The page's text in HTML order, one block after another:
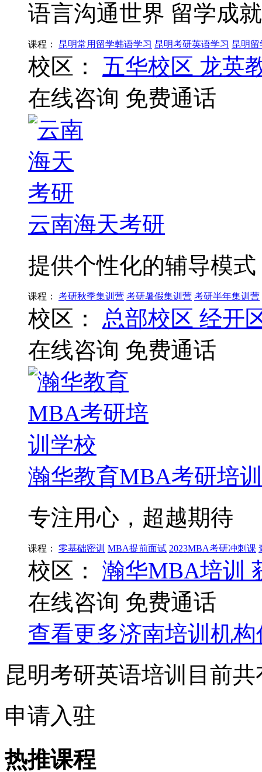
语言沟通世界 留学成
课程： 昆明常用留学韩语学习 昆明考研英语学习 昆明
校区： 五华校区 龙英
在线咨询 免费通话
云南海天考研
提供个性化的辅导模式
课程： 考研秋季集训营 考研暑假集训营 考研半年集训营
校区： 总部校区 经开
在线咨询 免费通话
瀚华教育MBA考研培
专注用心，超越期待
课程： 零基础密训 MBA提前面试 2023MBA考研冲刺课
校区： 瀚华MBA培训
在线咨询 免费通话
查看更多济南培训机构
昆明考研英语培训目前
申请入驻
热推课程